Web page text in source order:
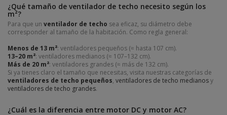
¿Qué tamaño de ventilador de techo necesito según los
m²?
Para que un ventilador de techo sea eficaz, su diámetro debe
corresponder al tamaño de la habitación. Como regla general:
Menos de 13 m²: ventiladores pequeños (≈ hasta 107 cm).
13–20 m²: ventiladores medianos (≈ 107–132 cm).
Más de 20 m²: ventiladores grandes (≈ más de 132 cm).
Si ya tienes claro el tamaño que necesitas, visita nuestras categorías de
ventiladores de techo pequeños, ventiladores de techo medianosy
ventiladores de techo grandes.
¿Cuál es la diferencia entre motor DC y motor AC?